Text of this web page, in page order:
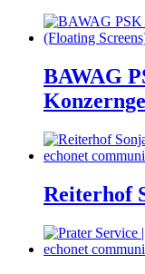
BAWAG
Reiterhof